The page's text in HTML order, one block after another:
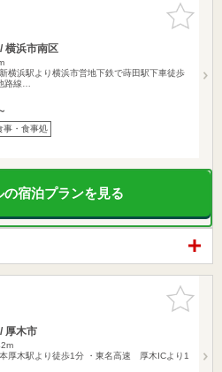
お気に入
りに追加
横浜市南区
新横浜駅より横浜市営地下鉄で蒔田駅下車徒歩
路線…
事・食事処
宿泊プランを見る
お気に入
りに追加
厚木市
本厚木駅より徒歩1分 ・東名高速 厚木ICより1